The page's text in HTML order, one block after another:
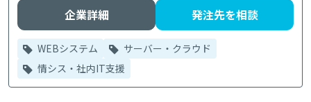
企業詳細 発注先を相談
WEBシステム
サーバー・クラウド
情シス・社内IT支援